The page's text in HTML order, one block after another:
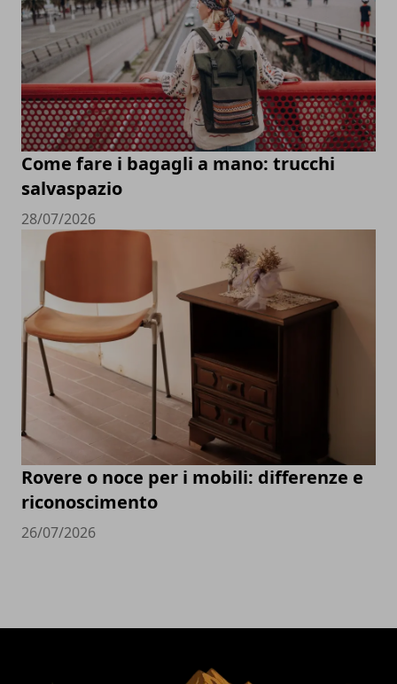
Come fare i bagagli a mano: trucchi
salvaspazio
28/07/2026
Rovere o noce per i mobili: differenze e
riconoscimento
26/07/2026